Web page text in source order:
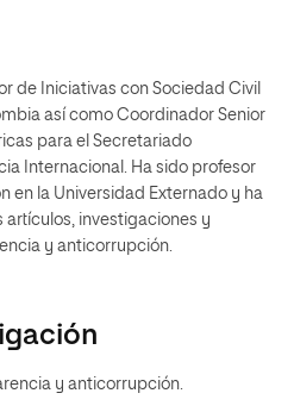
de Iniciativas con Sociedad Civil
así como Coordinador Senior
para el Secretariado
Internacional. Ha sido profesor
en la Universidad Externado y ha
investigaciones y
y anticorrupción.
y anticorrupción.